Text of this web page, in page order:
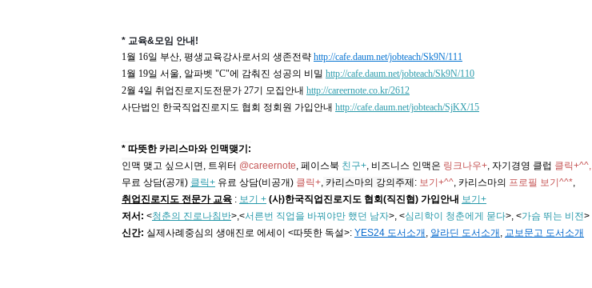
* 교육&모임 안내!
1월 16일 부산, 평생교육강사로서의 생존전략 http://cafe.daum.net/jobteach/Sk9N/111
1월 19일 서울, 알파벳 "C"에 감춰진 성공의 비밀 http://cafe.daum.net/jobteach/Sk9N/110
2월 4일 취업진로지도전문가 27기 모집안내 http://careernote.co.kr/2612
사단법인 한국직업진로지도 협회 정회원 가입안내 http://cafe.daum.net/jobteach/SjKX/15
* 따뜻한 카리스마와 인맥맺기:
인맥 맺고 싶으시면, 트위터 @careernote, 페이스북 친구+, 비즈니스 인맥은 링크나우+, 자기경영 클럽 클릭+^^,
무료 상담(공개) 클릭+ 유료 상담(비공개) 클릭+, 카리스마의 강의주제 : 보기+^^, 카리스마의 프로필 보기^^*,
취업진로지도 전문가 교육 : 보기 + (사)한국직업진로지도 협회(직진협) 가입안내 보기+
저서: <청춘의 진로나침반>,<서른번 직업을 바꿔야만 했던 남자>, <심리학이 청춘에게 묻다>, <가슴 뛰는 비전>
신간: 실제사례중심의 생애진로 에세이 <따뜻한 독설>: YES24 도서소개 , 알라딘 도서소개 , 교보문고 도서소개